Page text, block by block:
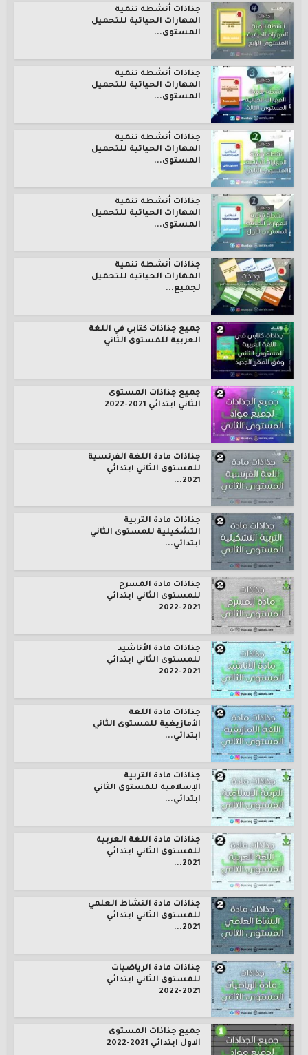
جذاذات أنشطة تنمية
المهارات الحياتية للتحميل
المستوى...
جذاذات أنشطة تنمية
المهارات الحياتية للتحميل
المستوى...
جذاذات أنشطة تنمية
المهارات الحياتية للتحميل
المستوى...
جذاذات أنشطة تنمية
المهارات الحياتية للتحميل
المستوى...
جذاذات أنشطة تنمية
المهارات الحياتية للتحميل
لجميع...
جميع جذاذات كتابي في اللغة
العربية للمستوى الثاني
جميع جذاذات المستوى
الثاني ابتدائي 2021-2022
جذاذات مادة اللغة الفرنسية
للمستوى الثاني ابتدائي
2021...
جذاذات مادة التربية
التشكيلية للمستوى الثاني
ابتدائي...
جذاذات مادة المسرح
للمستوى الثاني ابتدائي
2021-2022
جذاذات مادة الأناشيد
للمستوى الثاني ابتدائي
2021-2022
جذاذات مادة اللغة
الأمازيغية للمستوى الثاني
ابتدائي...
جذاذات مادة التربية
الإسلامية للمستوى الثاني
ابتدائي...
جذاذات مادة اللغة العربية
للمستوى الثاني ابتدائي
2021...
جذاذات مادة النشاط العلمي
للمستوى الثاني ابتدائي
2021...
جذاذات مادة الرياضيات
للمستوى الثاني ابتدائي
2021-2022
جميع جذاذات المستوى
الاول ابتدائي 2021-2022